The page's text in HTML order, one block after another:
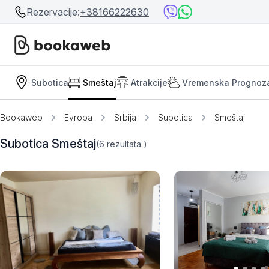
Rezervacije:+38166222630
Srbija
Bosna i Hercegovina
Crna Gora
Srbija
Niš
Srebrno jezero
Prolom Banja
Užice
Subotica Smeštaj Atrakcije Vremenska
Bookaweb Evropa Srbija Subotica Smeštaj
Subotica Smeštaj(6 rezultata )